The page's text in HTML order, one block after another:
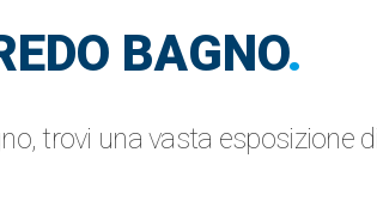
BAGNO.
trovi una vasta esposizione